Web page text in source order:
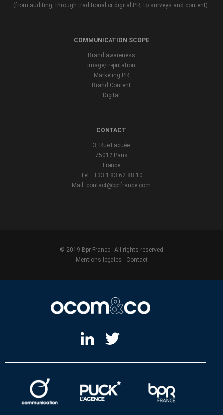
(from auditing, through traditional or digital PR, to surveys and content).
COMMUNICATION SCOPE
Brand awareness
Image/ reputation
Marketing PR
Brand Content
Digital
CONTACT
3, Rue Lacuée
75012 Paris
France
Tel : +33 1 83 62 88 10
Mail: contact@bprfrance.com
© 2019 Bpr France - All rights reserved
Mentions légales - Contact